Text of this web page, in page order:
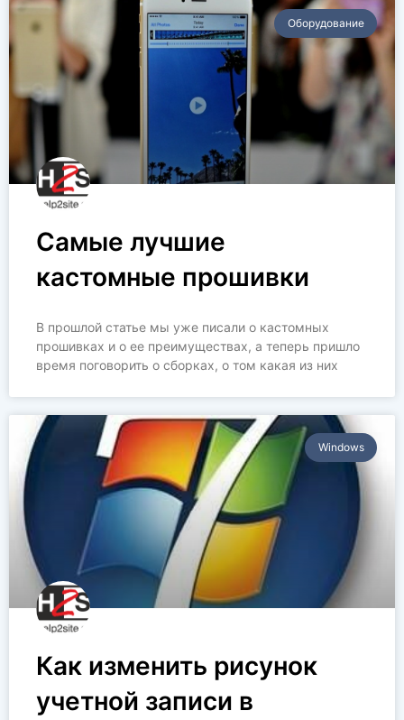
Оборудование
Самые лучшие
кастомные прошивки
В прошлой статье мы уже писали о кастомных
прошивках и о ее преимуществах, а теперь пришло
время поговорить о сборках, о том какая из них
Windows
Как изменить рисунок
учетной записи в